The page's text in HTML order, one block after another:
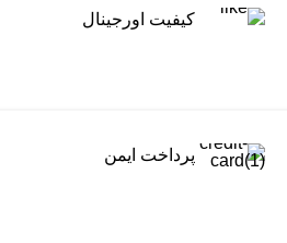
کیفیت اورجینال
پرداخت ایمن